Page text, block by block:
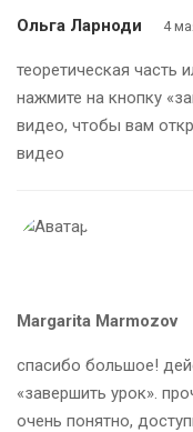
Ольга Ларноди 4
теоретическая часть
нажмите на кнопку
видео, чтобы вам
видео
Margarita Marmozov
спасибо большое!
«завершить урок».
очень понятно,